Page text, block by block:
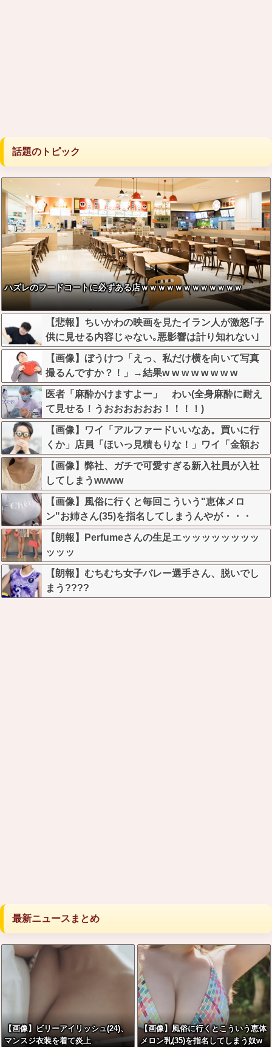
話題のトピック
ハズレのフードコートに必ずある店ｗｗｗｗｗｗｗｗｗｗｗｗ
【悲報】ちいかわの映画を見たイラン人が激怒｢子
供に見せる内容じゃない｡悪影響は計り知れない｣
←これw w w w w w w w w
【画像】ぼうけつ「えっ、私だけ横を向いて写真
撮るんですか？！」→結果w w w w w w w w
医者「麻酔かけますよー」 わい(全身麻酔に耐え
て見せる！うおおおおおお！！！！)
【画像】ワイ「アルファードいいなあ。買いに行
くか」店員「ほいっ見積もりな！」ワイ「金額お
かしくね？」←お前らもそう思うよな？？？？？
【画像】弊社、ガチで可愛すぎる新入社員が入社
してしまうwwww
【画像】風俗に行くと毎回こういう"恵体メロ
ン"お姉さん(35)を指名してしまうんやが・・・
【朗報】Perfumeさんの生足エッッッッッッッッ
ッッッ
【朗報】むちむち女子バレー選手さん、脱いでし
まう????
最新ニュースまとめ
【画像】ビリーアイリッシュ(24)、
マンスジ衣装を着て炎上
【画像】風俗に行くとこういう恵体
メロン乳(35)を指名してしまう奴w